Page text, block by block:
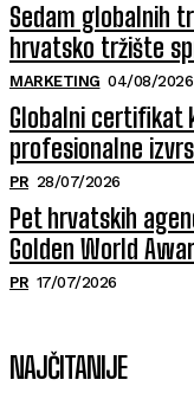
Sedam globalnih
hrvatsko tržište
MARKETING 04/08/2026
Globalni certifikat
profesionalne
PR 28/07/2026
Pet hrvatskih
Golden World
PR 17/07/2026
NAJČITANIJE